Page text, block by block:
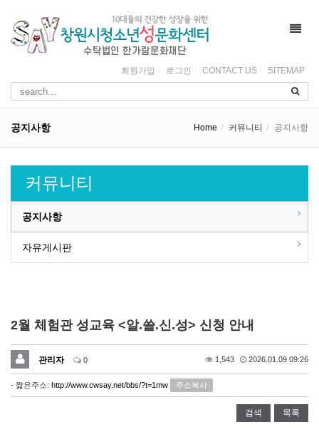
회원가입 로그인 CONTACT US SITEMAP
공지사항 Home 커뮤니티 공지사항
커뮤니티
공지사항
자유게시판
2월 체험관 성교육 <알.쓸.신.성> 신청 안내
관리자 0 1,543 2026.01.09 09:26
- 짧은주소: http://www.cwsay.net/bbs/?t=1mw 주소복사
검색 목록